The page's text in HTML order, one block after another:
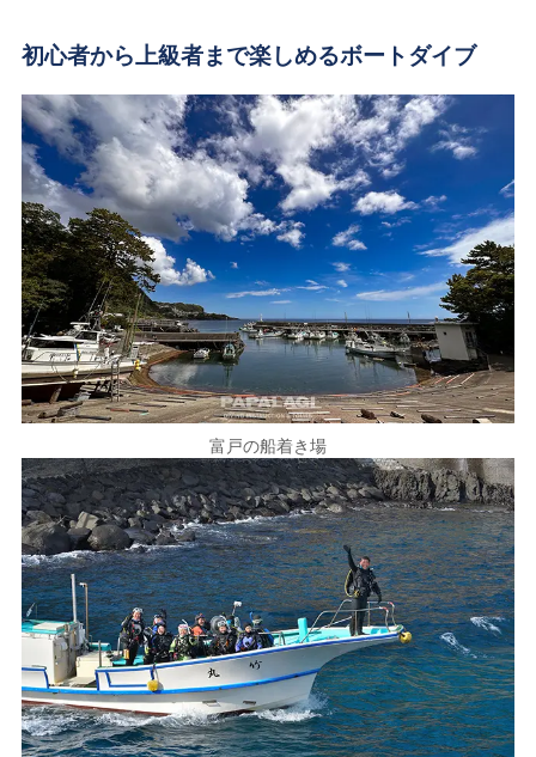
初心者から上級者まで楽しめるボートダイブ
富戸の船着き場